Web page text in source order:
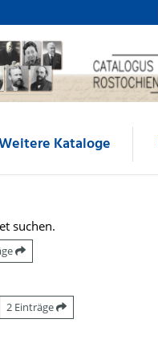
Kataloge
suchen.
2 Einträge